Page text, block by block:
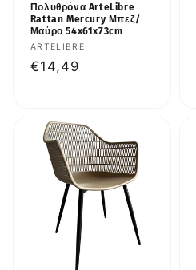
Πολυθρόνα ArteLibre
Rattan Mercury Μπεζ/
Μαύρο 54x61x73cm
Προμηθευτής:
ARTELIBRE
Κανονική
€14,49